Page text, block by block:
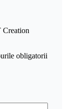
Creation
obligatorii